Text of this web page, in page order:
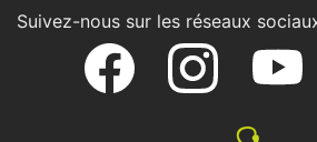
Suivez-nous sur les réseaux